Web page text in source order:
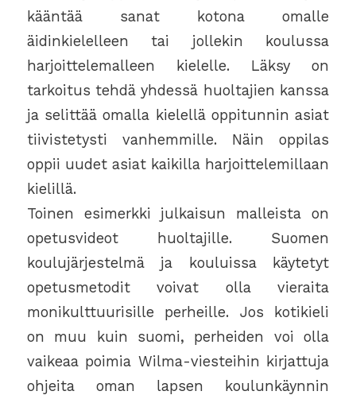
kääntää sanat kotona omalle
äidinkielelleen tai jollekin koulussa
harjoittelemalleen kielelle. Läksy on
tarkoitus tehdä yhdessä huoltajien kanssa
ja selittää omalla kielellä oppitunnin asiat
tiivistetysti vanhemmille. Näin oppilas
oppii uudet asiat kaikilla harjoittelemillaan
kielillä.
Toinen esimerkki julkaisun malleista on
opetusvideot huoltajille. Suomen
koulujärjestelmä ja kouluissa käytetyt
opetusmetodit voivat olla vieraita
monikulttuurisille perheille. Jos kotikieli
on muu kuin suomi, perheiden voi olla
vaikeaa poimia Wilma-viesteihin kirjattuja
ohjeita oman lapsen koulunkäynnin